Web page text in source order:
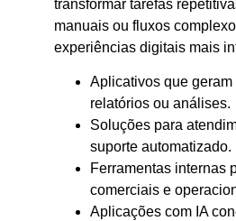
transformar tarefas
manuais ou fluxos
experiências digitais mais
Aplicativos que geram
relatórios ou análises.
Soluções para
suporte automatizado.
Ferramentas internas
comerciais e
Aplicações com IA